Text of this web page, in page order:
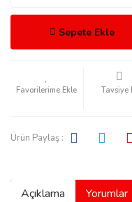
Sepete Ekle
Tavsiye
Ürün Paylaş :
Açıklama Yorumlar